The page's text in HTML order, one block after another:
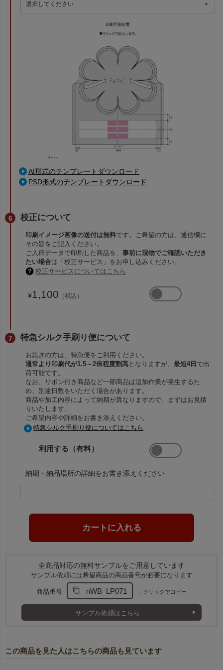
AI形式のテンプレートダウンロード
PSD形式のテンプレートダウンロード
校正について
印刷イメージ画像の送付は無料です。ご希望の方は、通信欄に
その旨をご記入ください。
ご入稿データで印刷した商品を、事前に現物でご確認いただき
たい場合は「校正サービス」をお申し込みください。
校正サービスについてはこちら
¥1,100 （税込）
特急シルク手刷り便について
お急ぎの方は、特急便をご利用ください。
通常より印刷代が1.5～2倍程度割高 となりますが、最短4日 で出
荷可能です。
なお、リボン付き商品など一部商品は追加作業が発生するた
め、別途日数をいただく場合があります。
商品や加工内容によって納期が異なりますので、まずはお見積
りいたします。
ご希望内容や詳細をお書き添えください。
特急シルク手刷り便についてはこちら
利用する（有料）
納期・納品場所の詳細をお書き添えください
全商品対応の無料サンプルをご用意しています
サンプル依頼には希望商品の商品番号が必要になります
商品番号 nWB_LP071 ←クリックでコピー
サンプル依頼はこちら
この商品を見た人はこちらの商品も見ています